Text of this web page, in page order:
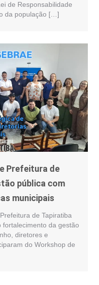
de Responsabilidade
da população […]
Prefeitura de
pública com
municipais
de Tapiratiba
da gestão
diretores e
do Workshop de